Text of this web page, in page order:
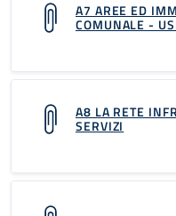
A7 AREE ED
COMUNALE -
A8 LA RETE
SERVIZI